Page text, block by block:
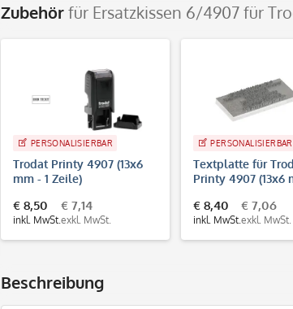
Zubehörfür Ersatzkissen 6/4907 für
PERSONALISIERBAR
Trodat Printy 4907 (13x6
mm - 1 Zeile)
€ 8,50
inkl. MwSt.
€ 7,14
exkl. MwSt.
PERSONALISIERBAR
Textplatte für
Printy 4907 (13x6
€ 8,40
inkl. MwSt.
€ 7,06
exkl. MwSt.
Beschreibung